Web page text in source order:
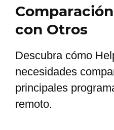
con Otros
Descubra cómo
necesidades
principales
remoto.